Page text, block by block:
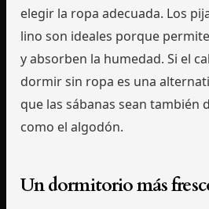
elegir la ropa adecuada. Los
lino son ideales porque
y absorben la humedad. Si el
dormir sin ropa es una
que las sábanas sean también
como el algodón.
Un dormitorio más